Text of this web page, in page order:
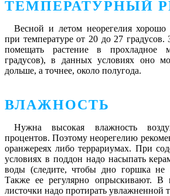
ТЕМПЕРАТУРНЫЙ
Весной и летом неорегелия хорошо
при температуре от 20 до 27 градусов.
помещать растение в прохладное
градусов), в данных условиях оно
дольше, а точнее, около полугода.
ВЛАЖНОСТЬ
Нужна высокая влажность
процентов. Поэтому неорегелию
оранжереях либо террариумах. При
условиях в поддон надо насыпать
воды (следите, чтобы дно горшка не
Также ее регулярно опрыскивают. В
листочки надо протирать увлажненной